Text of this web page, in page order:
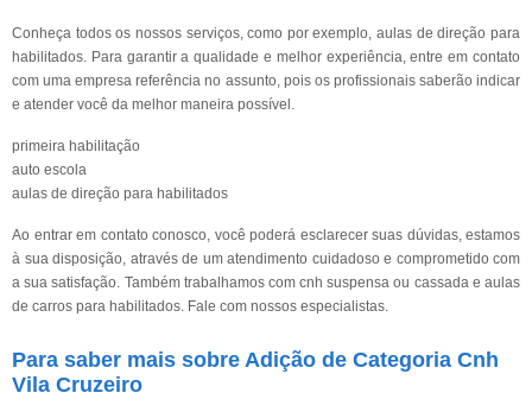
Conheça todos os nossos serviços, como por exemplo, aulas de direção para
habilitados. Para garantir a qualidade e melhor experiência, entre em contato
com uma empresa referência no assunto, pois os profissionais saberão indicar
e atender você da melhor maneira possível.
primeira habilitação
auto escola
aulas de direção para habilitados
Ao entrar em contato conosco, você poderá esclarecer suas dúvidas, estamos
à sua disposição, através de um atendimento cuidadoso e comprometido com
a sua satisfação. Também trabalhamos com cnh suspensa ou cassada e aulas
de carros para habilitados. Fale com nossos especialistas.
Para saber mais sobre Adição de Categoria Cnh
Vila Cruzeiro